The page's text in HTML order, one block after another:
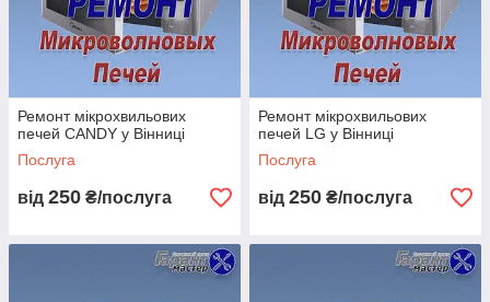
Ремонт мікрохвильових
печей CANDY у Вінниці
Послуга
від 250 ₴/послуга
Ремонт мікрохвильових
печей LG у Вінниці
Послуга
від 250 ₴/послуга